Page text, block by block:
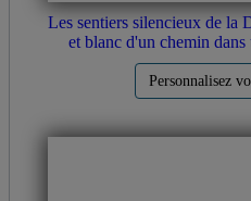
Les sentiers silencieux de la
et blanc d'un chemin
Personnalisez